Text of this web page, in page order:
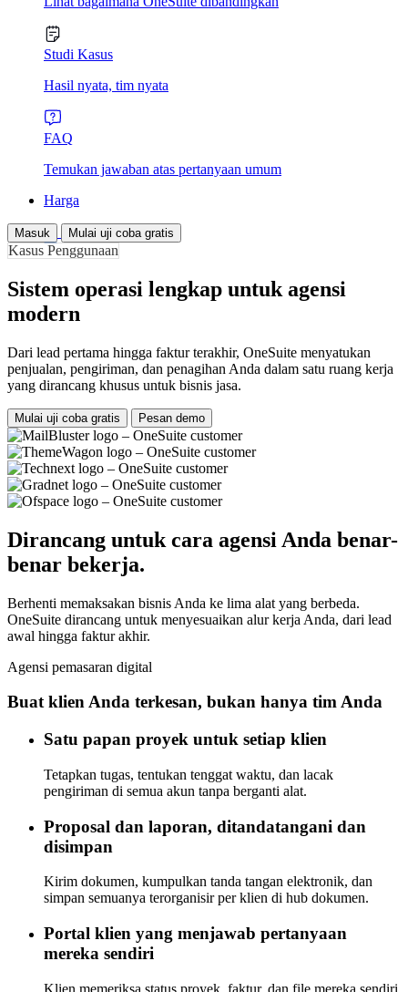
Studi Kasus
Hasil nyata, tim nyata
FAQ
Temukan jawaban atas pertanyaan umum
Harga
Masuk Mulai uji coba gratis
Kasus Penggunaan
Sistem operasi lengkap untuk agensi
modern
Dari lead pertama hingga faktur terakhir, OneSuite menyatukan
penjualan, pengiriman, dan penagihan Anda dalam satu ruang kerja
yang dirancang khusus untuk bisnis jasa.
Mulai uji coba gratis Pesan demo
Dirancang untuk cara agensi Anda benar-
benar bekerja.
Berhenti memaksakan bisnis Anda ke lima alat yang berbeda.
OneSuite dirancang untuk menyesuaikan alur kerja Anda, dari lead
awal hingga faktur akhir.
Agensi pemasaran digital
Buat klien Anda terkesan, bukan hanya tim Anda
Satu papan proyek untuk setiap klien
Tetapkan tugas, tentukan tenggat waktu, dan lacak
pengiriman di semua akun tanpa berganti alat.
Proposal dan laporan, ditandatangani dan
disimpan
Kirim dokumen, kumpulkan tanda tangan elektronik, dan
simpan semuanya terorganisir per klien di hub dokumen.
Portal klien yang menjawab pertanyaan
mereka sendiri
Klien memeriksa status proyek, faktur, dan file mereka sendiri